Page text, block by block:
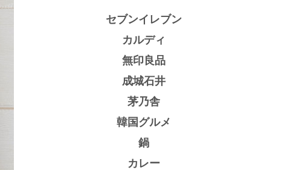
セブンイレブン
カルディ
無印良品
成城石井
茅乃舎
韓国グルメ
鍋
カレー